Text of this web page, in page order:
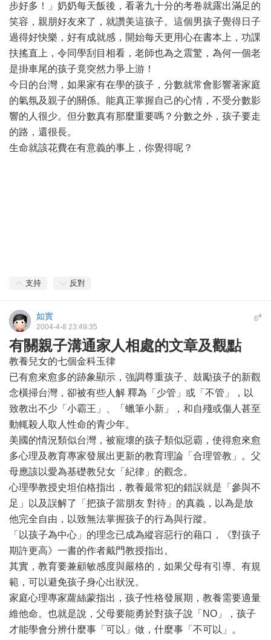
步好多！」奶奶每天飯後，看著九十分的考卷就露出滿足的
笑容，親朋好友來了，就讚美這孩子。這個男孩子覺得日子
過得好快樂，好有成就感，開始每天更用心在書本上，功課
扶搖直上，令同學刮目相看，老師也為之震驚，為何一個老
是掛車尾的孩子竟突然力爭上游！
今日的台灣，如果家有在學的孩子，分數就常會影響著家庭
的氣氛及親子的關係。能真正掌握自己的心情，不受分數影
響的人很少。但分數真有那麼重要嗎？分數之外，孩子要走
的路，還很長。
生命就該花費在有意義的事上，你覺得呢？
支持 反對
6#
如實
2004-4-8 23:49:35
有關親子溝通家人相處的文章及觀點
教養兒女的七個金科玉律
已有愈來愈多的跡象顯示，強調尊重孩子、鼓勵孩子的新觀
念橫掃台灣，卻被有些人解 釋為「少管」或「不管」，以
致教出不少「小霸王」、「蠟筆小新」，和自殘或傷人甚至
動輒殺人取人性命的青少年。
美國的情況類似台灣，被寵壞的孩子類似惡霸，使得愈來愈
多心理及教育專家發展出更新的教育理論「合理管教」。父
母應該以愛為基礎教兒女「紀律」的觀念。
心理學教授史坦伯格指出，教養最常犯的錯誤就是「參與不
足」以及誤解了「把孩子當朋友 對待」的真義，以為是放
他完全自由，以致無法掌握孩子的行為與行蹤。
「以孩子為中心」的理念已成為縱容惡行的藉口，《對孩子
期許更高》一書的作者戴門教授指出。
其實，教育要兼顧敏感度與嚴格的，如果父母有引導、有規
範，可以避免孩子身心出狀況。
家庭心理專家蘿絲蒙指出，孩子性格發展期，教養需要適量
維他命。也就是說，父母要能勇於對孩子說「NO」，孩子
才能學會分辨什麼事「可以」做，什麼事「不可以」。